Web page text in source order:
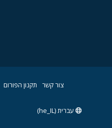
צור קשר תקנון הפורום
עברית (he_IL)